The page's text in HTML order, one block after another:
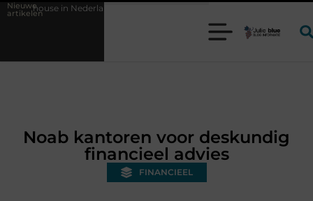
Nieuwe
artikelenen waarom wordt het steeds belangrijker?
Noab kantoren voor deskundig
financieel advies
FINANCIEEL